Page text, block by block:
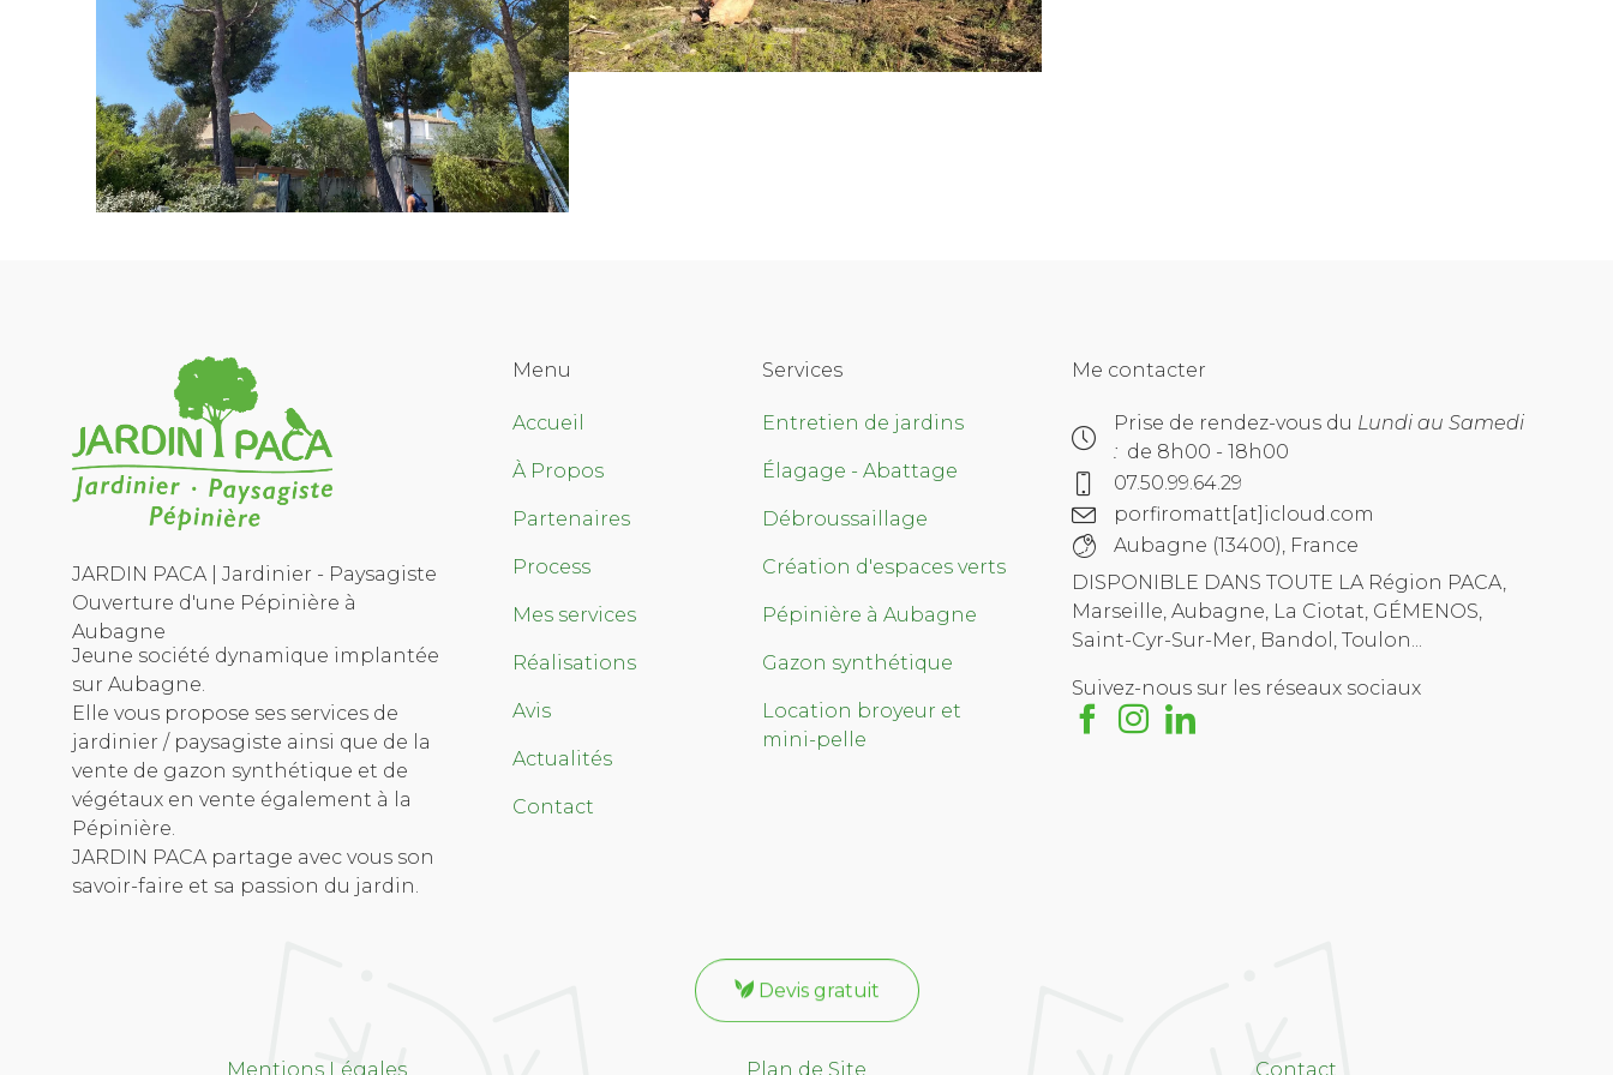
JARDIN PACA | Jardinier - Paysagiste
Ouverture d'une Pépinière à
Aubagne
Jeune société dynamique implantée
sur Aubagne.
Elle vous propose ses services de
jardinier / paysagiste ainsi que de la
vente de gazon synthétique et de
végétaux en vente également à la
Pépinière.
JARDIN PACA partage avec vous son
savoir-faire et sa passion du jardin.
Menu
Accueil
À Propos
Partenaires
Process
Mes services
Réalisations
Avis
Actualités
Contact
Services
Entretien de jardins
Élagage - Abattage
Débroussaillage
Création d'espaces verts
Pépinière à Aubagne
Gazon synthétique
Location broyeur et
mini-pelle
Me contacter
Prise de rendez-vous du Lundi au Samedi
:de 8h00 - 18h00
07.50.99.64.29
porfiromatt[at]icloud.com
Aubagne (13400), France
DISPONIBLE DANS TOUTE LA Région PACA,
Marseille, Aubagne, La Ciotat, GÉMENOS,
Saint-Cyr-Sur-Mer, Bandol, Toulon...
Suivez-nous sur les réseaux sociaux
Devis gratuit
Mentions Légales Plan de Site Contact